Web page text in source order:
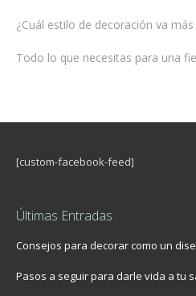
¿Cuál estilo de decoración va
Todo lo que necesitas para una
[custom-facebook-feed]
Últimas Entradas
Consejos para decorar como un
Pasos a seguir para darle vida a tu